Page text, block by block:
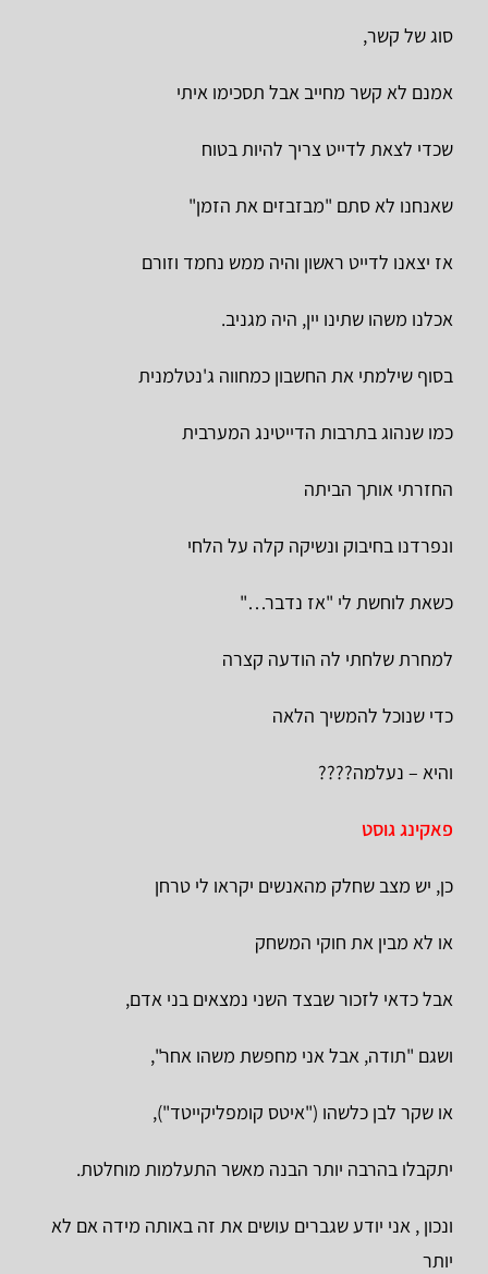
סוג של קשר,
אמנם לא קשר מחייב אבל תסכימו איתי
שכדי לצאת לדייט צריך להיות בטוח
שאנחנו לא סתם "מבזבזים את הזמן"
אז יצאנו לדייט ראשון והיה ממש נחמד וזורם
אכלנו משהו שתינו יין, היה מגניב.
בסוף שילמתי את החשבון כמחווה ג'נטלמנית
כמו שנהוג בתרבות הדייטינג המערבית
החזרתי אותך הביתה
ונפרדנו בחיבוק ונשיקה קלה על הלחי
כשאת לוחשת לי "אז נדבר…"
למחרת שלחתי לה הודעה קצרה
כדי שנוכל להמשיך הלאה
והיא – נעלמה????
פאקינג גוסט
כן, יש מצב שחלק מהאנשים יקראו לי טרחן
או לא מבין את חוקי המשחק
אבל כדאי לזכור שבצד השני נמצאים בני אדם,
ושגם "תודה, אבל אני מחפשת משהו אחר",
או שקר לבן כלשהו ("איטס קומפליקייטד"),
יתקבלו בהרבה יותר הבנה מאשר התעלמות מוחלטת.
ונכון , אני יודע שגברים עושים את זה באותה מידה אם לא
יותר